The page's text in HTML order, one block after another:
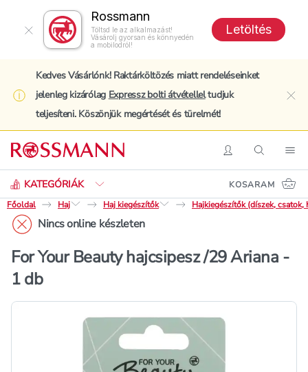
Rossmann
Töltsd le az alkalmazást!
Vásárolj gyorsan és könnyedén
a mobilodról!
Letöltés
Kedves Vásárlónk! Raktárköltözés miatt rendeléseinket
jelenleg kizárólag Expressz bolti átvételleltudjuk
teljesíteni. Köszönjük megértését és türelmét!
BelépésKeresés
KATEGÓRIÁK
Keresés
KOSARAM
Főoldal
Haj Haj kiegészítők Hajkiegészítők (díszek, csatok,
Nincs online készleten
For Your Beauty hajcsipesz /29 Ariana -
1 db